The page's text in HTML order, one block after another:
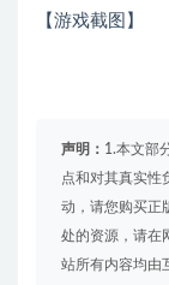
【游戏截图】
声明： 1.本文部
点和对其真实性
动，请您购买正
处的资源，请在
站所有内容均由